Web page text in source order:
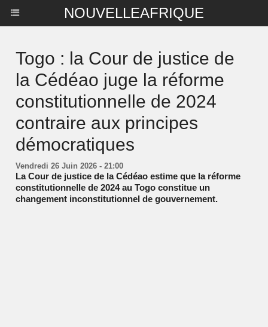
NOUVELLEAFRIQUE
Togo : la Cour de justice de
la Cédéao juge la réforme
constitutionnelle de 2024
contraire aux principes
démocratiques
Vendredi 26 Juin 2026 - 21:00
La Cour de justice de la Cédéao estime que la réforme
constitutionnelle de 2024 au Togo constitue un
changement inconstitutionnel de gouvernement.